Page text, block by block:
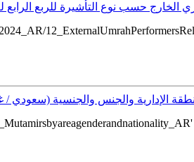
الخارج حسب نوع التأشيرة للربع الرابع لعام
الإدارية والجنس والجنسية (سعودي